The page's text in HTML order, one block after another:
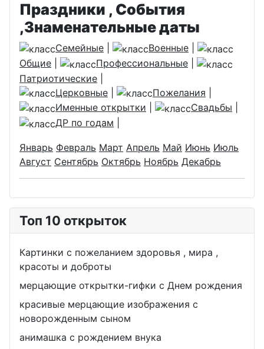
Праздники , События
,Знаменательные даты
Семейные Военные
Общие
Профессиональные
Патриотические
Церковные
Пожелания
Именные открытки
Свадьбы
ДР по годам
Январь Февраль Март Апрель Май Июнь Июль
Август Сентябрь Октябрь Ноябрь Декабрь
Топ 10 открыток
Картинки с пожеланием здоровья , мира ,
красоты и доброты
мерцающие открытки-гифки с Днем рождения
красивые мерцающие изображения с
новорожденным сыном
анимашка с рождением внука